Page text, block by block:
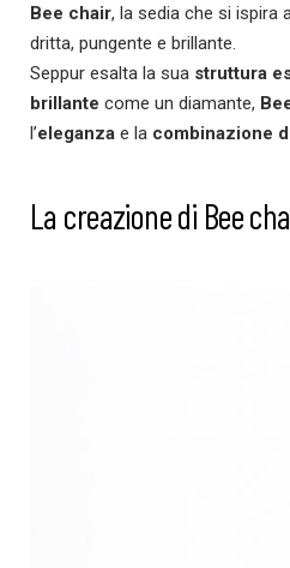
Bee chair, la sedia che si ispira
dritta, pungente e brillante.
Seppur esalta la sua struttura
brillante come un diamante,
l’eleganza e la combinazione
La creazione di Bee